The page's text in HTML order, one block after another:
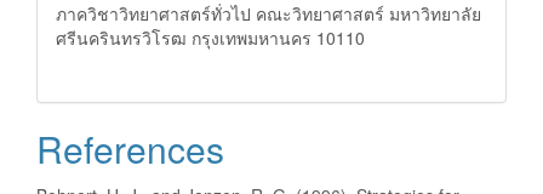
ภาควิชาวิทยาศาสตร์ทั่วไป คณะวิทยาศาสตร์ มหาวิทยาลัย
ศรีนครินทรวิโรฒ กรุงเทพมหานคร 10110
References